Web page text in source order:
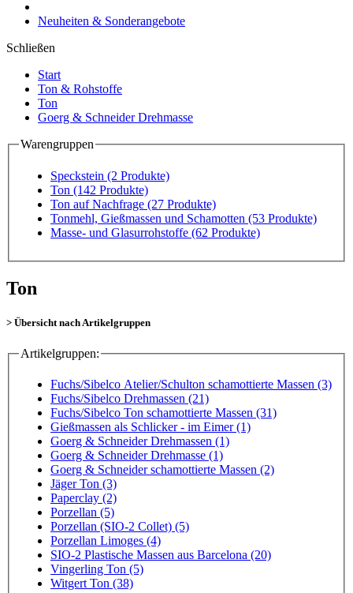
Neuheiten & Sonderangebote
Schließen
Start
Ton & Rohstoffe
Ton
Goerg & Schneider Drehmasse
Warengruppen
Speckstein (2 Produkte)
Ton (142 Produkte)
Ton auf Nachfrage (27 Produkte)
Tonmehl, Gießmassen und Schamotten (53 Produkte)
Masse- und Glasurrohstoffe (62 Produkte)
Ton
> Übersicht nach Artikelgruppen
Artikelgruppen:
Fuchs/Sibelco Atelier/Schulton schamottierte Massen (3)
Fuchs/Sibelco Drehmassen (21)
Fuchs/Sibelco Ton schamottierte Massen (31)
Gießmassen als Schlicker - im Eimer (1)
Goerg & Schneider Drehmassen (1)
Goerg & Schneider Drehmasse (1)
Goerg & Schneider schamottierte Massen (2)
Jäger Ton (3)
Paperclay (2)
Porzellan (5)
Porzellan (SIO-2 Collet) (5)
Porzellan Limoges (4)
SIO-2 Plastische Massen aus Barcelona (20)
Vingerling Ton (5)
Witgert Ton (38)